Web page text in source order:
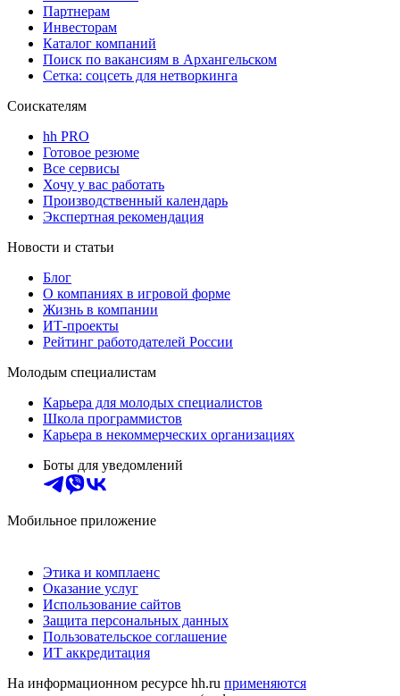
Партнерам
Инвесторам
Каталог компаний
Поиск по вакансиям в Архангельском
Сетка: соцсеть для нетворкинга
Соискателям
hh PRO
Готовое резюме
Все сервисы
Хочу у вас работать
Производственный календарь
Экспертная рекомендация
Новости и статьи
Блог
О компаниях в игровой форме
Жизнь в компании
ИТ-проекты
Рейтинг работодателей России
Молодым специалистам
Карьера для молодых специалистов
Школа программистов
Карьера в некоммерческих организациях
Боты для уведомлений
Мобильное приложение
Этика и комплаенс
Оказание услуг
Использование сайтов
Защита персональных данных
Пользовательское соглашение
ИТ аккредитация
На информационном ресурсе hh.ru применяются